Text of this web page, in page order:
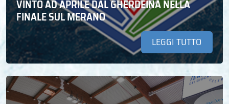
VINTO AD APRILE DAL GHERDEINA NELLA
FINALE SUL MERANO
LEGGI TUTTO